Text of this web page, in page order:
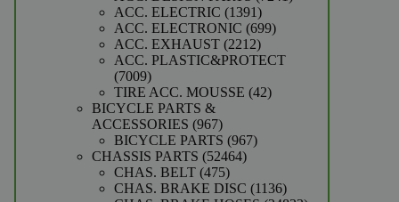
ACC. ELECTRIC 13911391
producten
ACC. ELECTRONIC 699699
ACC. EXHAUST 22122212
producten
ACC. PLASTIC&PROTECT
70097009
producten
TIRE ACC. MOUSSE 4242
BICYCLE PARTS &
ACCESSORIES 967967
producten
BICYCLE PARTS 967967
CHASSIS PARTS 5246452464
CHAS. BELT 475475
producten
CHAS. BRAKE DISC 11361136